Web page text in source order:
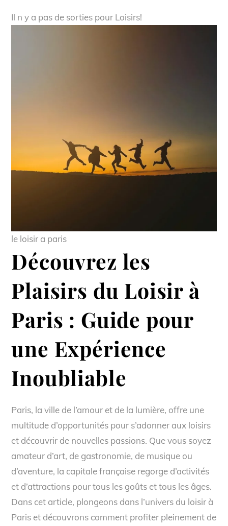
Il n y a pas de sorties pour Loisirs!
le loisir a paris
Découvrez les
Plaisirs du Loisir à
Paris : Guide pour
une Expérience
Inoubliable
Paris, la ville de l’amour et de la lumière, offre une
multitude d’opportunités pour s’adonner aux loisirs
et découvrir de nouvelles passions. Que vous soyez
amateur d’art, de gastronomie, de musique ou
d’aventure, la capitale française regorge d’activités
et d’attractions pour tous les goûts et tous les âges.
Dans cet article, plongeons dans l’univers du loisir à
Paris et découvrons comment profiter pleinement de